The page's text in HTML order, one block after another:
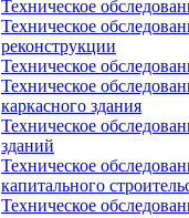
Техническое
Техническое
реконструкции
Техническое
Техническое
каркасного здания
Техническое
зданий
Техническое
капитального
Техническое